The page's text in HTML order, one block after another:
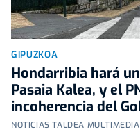
GIPUZKOA
Hondarribia hará
Pasaia Kalea, y el
incoherencia del
NOTICIAS TALDEA MULTIMEDIA